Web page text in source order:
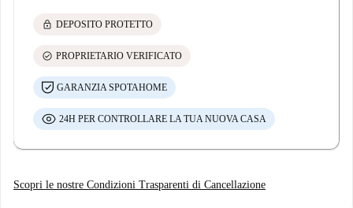
lock DEPOSITO PROTETTO
check_circle PROPRIETARIO VERIFICATO
GARANZIA SPOTAHOME
24H PER CONTROLLARE LA TUA NUOVA CASA
Scopri le nostre Condizioni Trasparenti di Cancellazione